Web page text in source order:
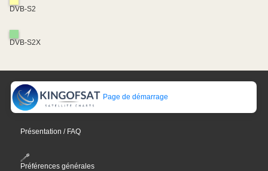
DVB-S2
DVB-S2X
Page de démarrage
Présentation / FAQ
Préférences générales